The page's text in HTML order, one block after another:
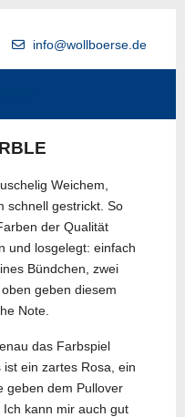
info@wollboerse.de
Weichem,
schnell gestrickt. So
der Qualität
und losgelegt: einfach
Bündchen, zwei
geben diesem
Note.
das Farbspiel
ein zartes Rosa, ein
geben dem Pullover
kann mir auch gut